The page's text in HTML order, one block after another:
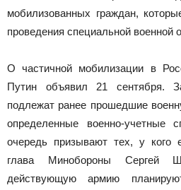
мобилизованных граждан,
проведения специальной военной
О частичной мобилизации в
Путин объявил 21 сентября.
подлежат ранее прошедшие
определенные военно-учетные
очередь призывают тех, у кого
глава Минобороны Сергей
действующую армию